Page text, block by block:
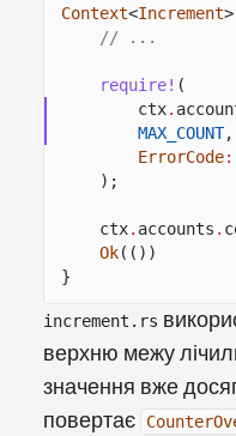
Context<Increment
// ...
require! (
ctx.
MAX_COUNT,
ErrorCode
);
ctx. accounts .
Ok(())
}
increment.rs
верхню межу
значення вже
повертає